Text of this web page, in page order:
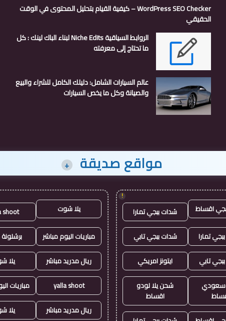
WordPress SEO Checker – كيفية القيام بتحليل المحتوى في الوقت
الحقيقي
الروابط السياقية Niche Edits لبناء الباك لينك : كل
ما تحتاج إلى معرفته
عالم السيارات الشامل: دليلك الكامل للشراء والبيع
والصيانة وكل ما يخص السيارات
مواقع صديقة +
!
اقساط شدات ببجي تمارا
تمارا شدات ببجي تابي
تابي ايتونز امريكي
سعودي
شحن يلا لودو
اقساط
يلا شوت shoot
مباريات اليوم مباشر
ريال مدريد مباشر يلا
yalla shoot مباريات
ريال مدريد مباشر يلا